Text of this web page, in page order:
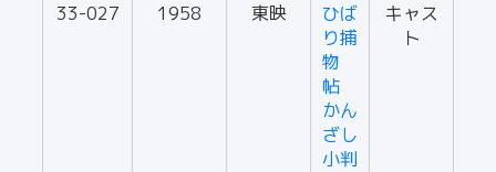
33-027
1958 東映
ひば
り捕
物
帖
かん
ざし
小判
キャス
ト